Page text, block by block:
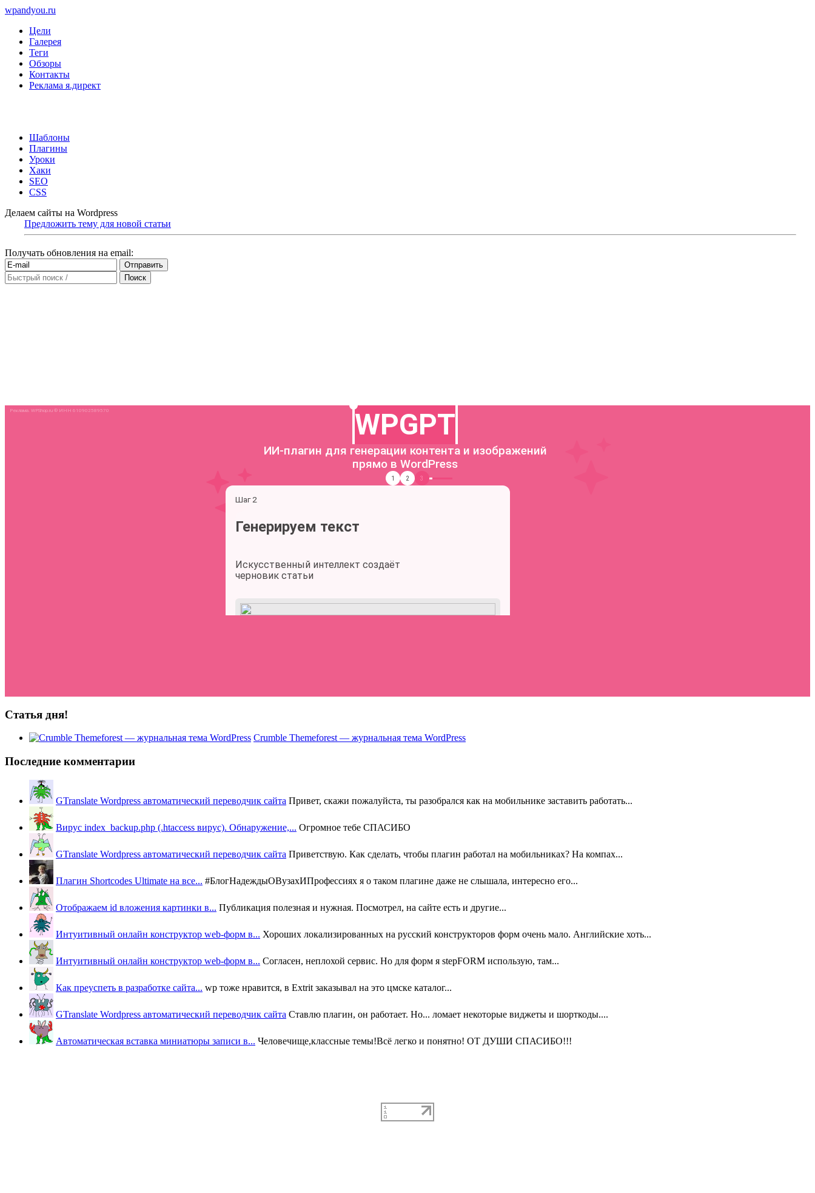
wpandyou.ru
Цели
Галерея
Теги
Обзоры
Контакты
Реклама я.директ
Шаблоны
Плагины
Уроки
Хаки
SEO
CSS
Делаем сайты на Wordpress
Предложить тему для новой статьи
Получать обновления на email:
Статья дня!
Crumble Themeforest — журнальная тема WordPress
Последние комментарии
GTranslate Wordpress автоматический переводчик сайта Привет, скажи пожалуйста, ты разобрался как на мобильнике заставить работать...
Вирус index_backup.php (.htaccess вируc). Обнаружение,... Огромное тебе СПАСИБО
GTranslate Wordpress автоматический переводчик сайта Приветствую. Как сделать, чтобы плагин работал на мобильниках? На компах...
Плагин Shortcodes Ultimate на все... #БлогНадеждыОВузахИПрофессиях я о таком плагине даже не слышала, интересно его...
Отображаем id вложения картинки в... Публикация полезная и нужная. Посмотрел, на сайте есть и другие...
Интуитивный онлайн конструктор web-форм в... Хороших локализированных на русский конструкторов форм очень мало. Английские хоть...
Интуитивный онлайн конструктор web-форм в... Согласен, неплохой сервис. Но для форм я stepFORM использую, там...
Как преуспеть в разработке сайта... wp тоже нравится, в Extrit заказывал на это цмске каталог...
GTranslate Wordpress автоматический переводчик сайта Ставлю плагин, он работает. Но... ломает некоторые виджеты и шорткоды....
Автоматическая вставка миниатюры записи в... Человечище,классные темы!Всё легко и понятно! ОТ ДУШИ СПАСИБО!!!